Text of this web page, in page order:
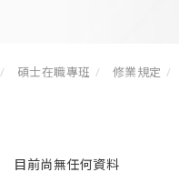
碩士在職專班 修業規定
目前尚無任何資料